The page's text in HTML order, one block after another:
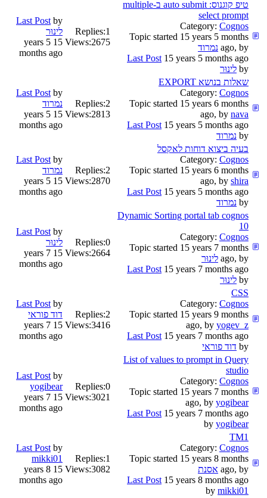
טיפ קוגנוס: auto submit ב-multiple
select prompt
Category: Cognos
Topic started 15 years 5 months
ago, by נמרוד
Last Post 15 years 5 months ago
by לינוּר
Replies:1
Views:2675
Last Post by
לינוּר
15 years 5
months ago
שאלות בנושא EXPORT
Category: Cognos
Topic started 15 years 6 months
ago, by nava
Last Post 15 years 5 months ago
by נמרוד
Replies:2
Views:2813
Last Post by
נמרוד
15 years 5
months ago
בעיה ביצוא דוחות לאקסל
Category: Cognos
Topic started 15 years 6 months
ago, by shira
Last Post 15 years 5 months ago
by נמרוד
Replies:2
Views:2870
Last Post by
נמרוד
15 years 5
months ago
Dynamic Sorting portal tab cognos
10
Category: Cognos
Topic started 15 years 7 months
ago, by לינוּר
Last Post 15 years 7 months ago
by לינוּר
Replies:0
Views:2664
Last Post by
לינוּר
15 years 7
months ago
CSS
Category: Cognos
Topic started 15 years 9 months
ago, by yogev_z
Last Post 15 years 7 months ago
by דוד פוראי
Replies:2
Views:3416
Last Post by
דוד פוראי
15 years 7
months ago
List of values to prompt in Query
studio
Category: Cognos
Topic started 15 years 7 months
ago, by yogibear
Last Post 15 years 7 months ago
by yogibear
Replies:0
Views:3021
Last Post by
yogibear
15 years 7
months ago
TM1
Category: Cognos
Topic started 15 years 8 months
ago, by אסנת
Last Post 15 years 8 months ago
by mikki01
Replies:1
Views:3082
Last Post by
mikki01
15 years 8
months ago